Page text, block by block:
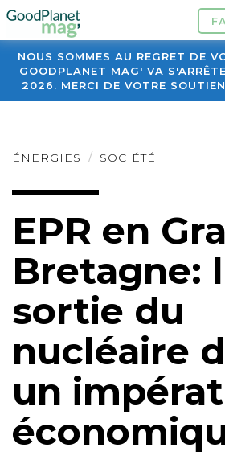
NOUS SOMMES AU REGRET DE
GOODPLANET MAG' VA
2026. MERCI DE VOTRE
ÉNERGIES SOCIÉTÉ
EPR en
Bretagne:
sortie du
nucléaire
un